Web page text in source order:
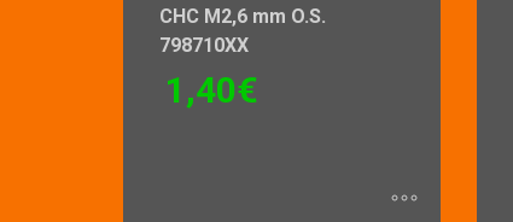
CHC M2,6 mm O.S.
798710XX
1,40€